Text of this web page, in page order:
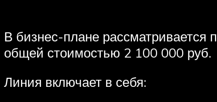
В бизнес-плане рассматривается
общей стоимостью 2 100 000 руб.
Линия включает в себя: